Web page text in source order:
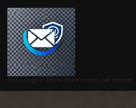
Skip
to
Content